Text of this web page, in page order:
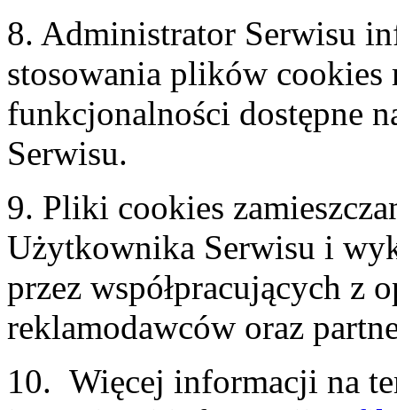
8. Administrator Serwisu
stosowania plików cookies
funkcjonalności dostępne
Serwisu.
9. Pliki cookies
Użytkownika Serwisu i
przez współpracujących z
reklamodawców oraz
10. Więcej informacji na